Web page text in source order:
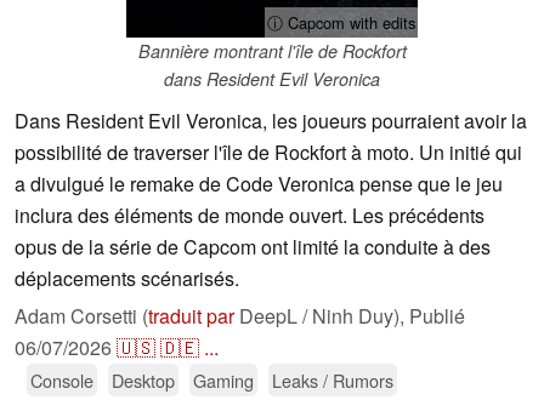
ⓘ Capcom with edits
Bannière montrant l'île de Rockfort
dans Resident Evil Veronica
Dans Resident Evil Veronica, les joueurs pourraient avoir la
possibilité de traverser l'île de Rockfort à moto. Un initié qui
a divulgué le remake de Code Veronica pense que le jeu
inclura des éléments de monde ouvert. Les précédents
opus de la série de Capcom ont limité la conduite à des
déplacements scénarisés.
Adam Corsetti (traduit parDeepL / Ninh Duy), Publié
06/07/2026🇺🇸🇩🇪 ...
Console Desktop Gaming Leaks / Rumors